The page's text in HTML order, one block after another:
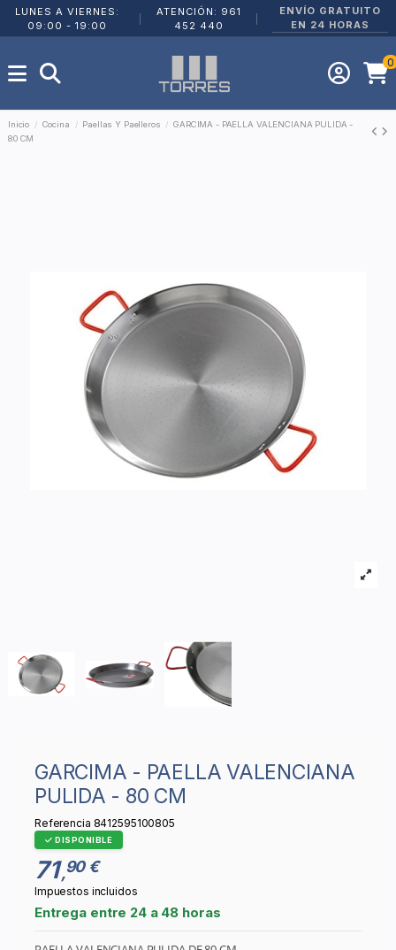
LUNES A VIERNES:
09:00 - 19:00
ATENCIÓN: 961
452 440
ENVÍO GRATUITO
EN 24 HORAS
0
Inicio Cocina Paellas Y Paelleros
GARCIMA - PAELLA VALENCIANA PULIDA -
80 CM
GARCIMA - PAELLA VALENCIANA
PULIDA - 80 CM
Referencia 8412595100805
DISPONIBLE
71,90 €
Impuestos incluidos
Entrega entre 24 a 48 horas